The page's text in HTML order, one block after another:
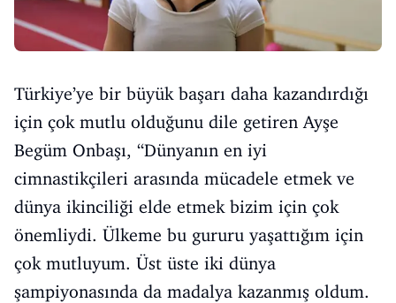
Türkiye’ye bir büyük başarı daha kazandırdığı
için çok mutlu olduğunu dile getiren Ayşe
Begüm Onbaşı, “Dünyanın en iyi
cimnastikçileri arasında mücadele etmek ve
dünya ikinciliği elde etmek bizim için çok
önemliydi. Ülkeme bu gururu yaşattığım için
çok mutluyum. Üst üste iki dünya
şampiyonasında da madalya kazanmış oldum.